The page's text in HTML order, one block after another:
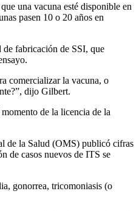
una vacuna esté disponible en
pasen 10 o 20 años en
de fabricación de SSI, que
comercializar la vacuna, o
dijo Gilbert.
de la licencia de la
de la Salud (OMS) publicó cifras
de casos nuevos de ITS se
gonorrea, tricomoniasis (o